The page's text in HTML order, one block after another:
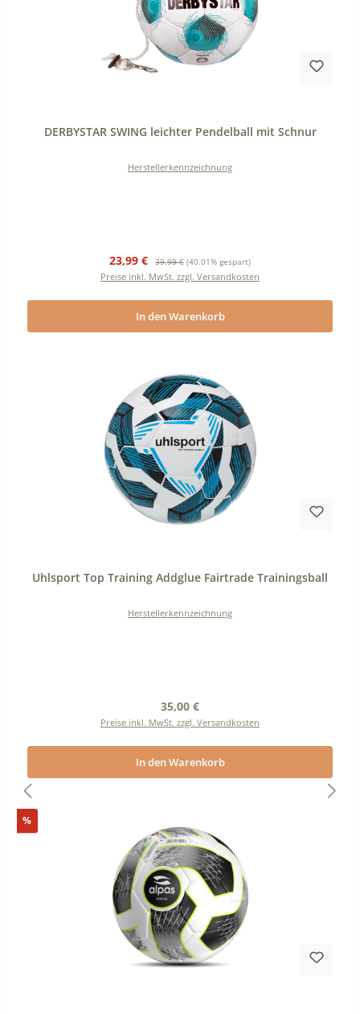
DERBYSTAR SWING leichter Pendelball mit Schnur
Herstellerkennzeichnung
Verkaufspreis:
23,99 € Regulärer Preis:
39,99 € (40.01% gespart)
Preise inkl. MwSt. zzgl. Versandkosten
In den Warenkorb
Uhlsport Top Training Addglue Fairtrade Trainingsball
Herstellerkennzeichnung
Regulärer Preis:
35,00 €
Preise inkl. MwSt. zzgl. Versandkosten
In den Warenkorb
%Rabatt